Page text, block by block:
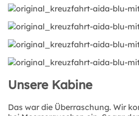
Unsere Kabine
Das war die Überraschung. Wir